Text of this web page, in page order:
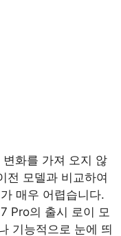
화를 가져 오지 않
전 모델과 비교하여
매우 어렵습니다.
Pro의 출시 로이 모
기능적으로 눈에 띄